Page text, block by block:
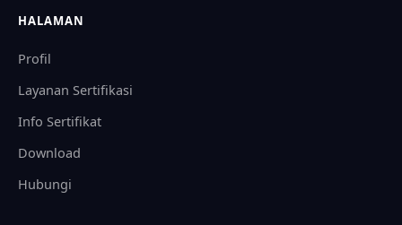
HALAMAN
Profil
Layanan Sertifikasi
Info Sertifikat
Download
Hubungi